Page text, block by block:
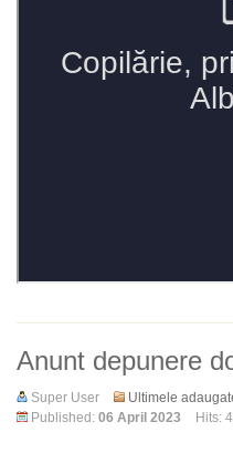
Anunt depunere
Super User
Ultimele
Published: 06 April 2023 Hits: